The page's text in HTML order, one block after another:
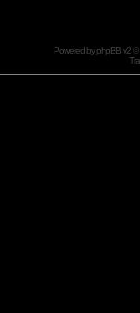
Powered byphpBBv2 ©